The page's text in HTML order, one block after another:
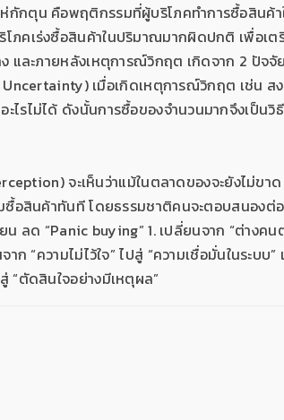
กักตุน คือพฤติกรรมที่ผู้บริโภคทำการซื้อสินค้
โภคเร่งซื้อสินค้าในปริมาณมากผิดปกติ เพื่อเ
และภายหลังเหตุการณ์วิกฤต เกิดจาก 2 ปัจ
เมื่อเกิดเหตุการณ์วิกฤต เช่น ส
ไรไม่ได้ ดังนั้นการซื้อของจำนวนมากจึงเป็นวิ
จะเห็นว่าแม้ในตลาดของจะยังไม่ข
มซื้อสินค้าทันที โดยธรรมชาติคนจะตอบสนอง
ลด “Panic buying” 1. เปลี่ยนจาก “ต่างคน
ก “ความไม่ไว้ใจ” ไปสู่ “ความเชื่อมั่นในระบบ
“ตัดสินใจอย่างมีเหตุผล”